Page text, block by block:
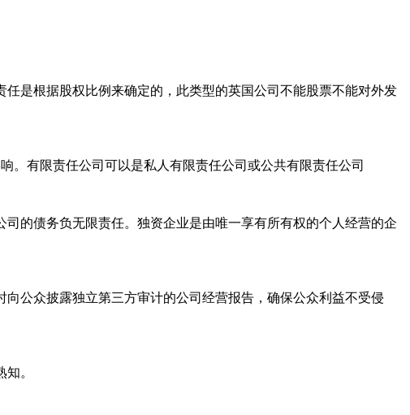
是根据股权比例来确定的，此类型的英国公司不能股票不能对外发
有限责任公司可以是私人有限责任公司或公共有限责任公司
的债务负无限责任。独资企业是由唯一享有所有权的个人经营的企
公众披露独立第三方审计的公司经营报告，确保公众利益不受侵
。